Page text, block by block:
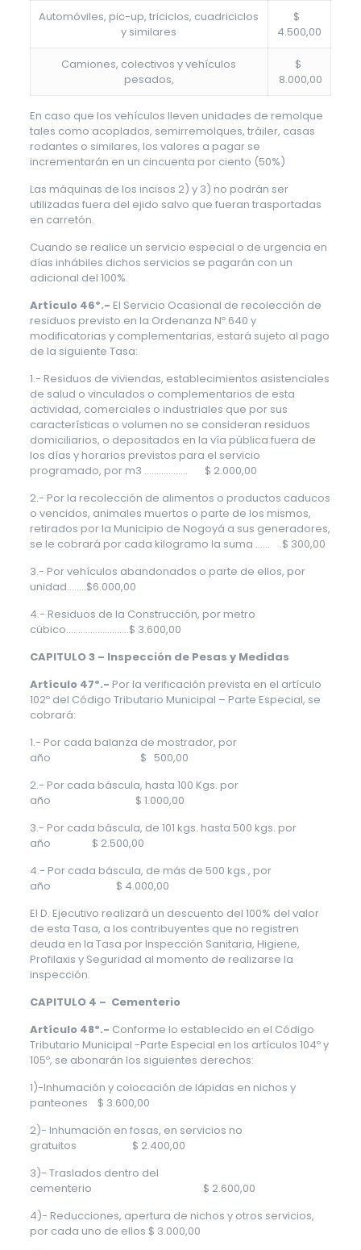
Automóviles, pic-up, triciclos, cuadriciclos
y similares
$
4.500,00
Camiones, colectivos y vehículos
pesados,
$
8.000,00
En caso que los vehículos lleven unidades de remolque
tales como acoplados, semirremolques, tráiler, casas
rodantes o similares, los valores a pagar se
incrementarán en un cincuenta por ciento (50%)
Las máquinas de los incisos 2) y 3) no podrán ser
utilizadas fuera del ejido salvo que fueran trasportadas
en carretón.
Cuando se realice un servicio especial o de urgencia en
días inhábiles dichos servicios se pagarán con un
adicional del 100%.
Artículo 46º.- El Servicio Ocasional de recolección de
residuos previsto en la Ordenanza Nº 640 y
modificatorias y complementarias, estará sujeto al pago
de la siguiente Tasa:
1.- Residuos de viviendas, establecimientos asistenciales
de salud o vinculados o complementarios de esta
actividad, comerciales o industriales que por sus
características o volumen no se consideran residuos
domiciliarios, o depositados en la vía pública fuera de
los días y horarios previstos para el servicio
programado, por m3 ……………… $ 2.000,00
2.- Por la recolección de alimentos o productos caducos
o vencidos, animales muertos o parte de los mismos,
retirados por la Municipio de Nogoyá a sus generadores,
se le cobrará por cada kilogramo la suma …… .$ 300,00
3.- Por vehículos abandonados o parte de ellos, por
unidad……..$6.000,00
4.- Residuos de la Construcción, por metro
cúbico……………………..$ 3.600,00
CAPITULO 3 – Inspección de Pesas y Medidas
Artículo 47º.- Por la verificación prevista en el artículo
102º del Código Tributario Municipal – Parte Especial, se
cobrará:
1.- Por cada balanza de mostrador, por
año $ 500,00
2.- Por cada báscula, hasta 100 Kgs. por
año $ 1.000,00
3.- Por cada báscula, de 101 kgs. hasta 500 kgs. por
año $ 2.500,00
4.- Por cada báscula, de más de 500 kgs., por
año $ 4.000,00
El D. Ejecutivo realizará un descuento del 100% del valor
de esta Tasa, a los contribuyentes que no registren
deuda en la Tasa por Inspección Sanitaria, Higiene,
Profilaxis y Seguridad al momento de realizarse la
inspección.
CAPITULO 4 – Cementerio
Artículo 48º.- Conforme lo establecido en el Código
Tributario Municipal -Parte Especial en los artículos 104º y
105º, se abonarán los siguientes derechos:
1)-Inhumación y colocación de lápidas en nichos y
panteones $ 3.600,00
2)- Inhumación en fosas, en servicios no
gratuitos $ 2.400,00
3)- Traslados dentro del
cementerio $ 2.600,00
4)- Reducciones, apertura de nichos y otros servicios,
por cada uno de ellos $ 3.000,00